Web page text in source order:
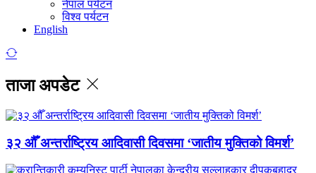
नेपाल पर्यटन
विश्व पर्यटन
English
ताजा अपडेट
३२ औँ अन्तर्राष्ट्रिय आदिवासी दिवसमा ‘जातीय मुक्तिको विमर्श’